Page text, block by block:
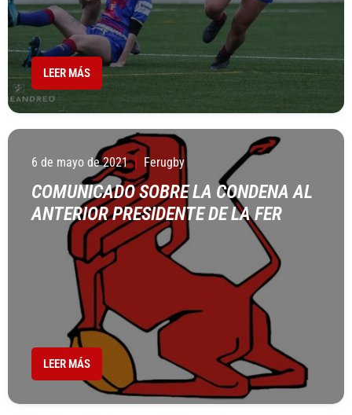
LEER MÁS
6 de mayo de 2021 Ferugby
COMUNICADO SOBRE LA CONDENA AL
ANTERIOR PRESIDENTE DE LA FER
LEER MÁS